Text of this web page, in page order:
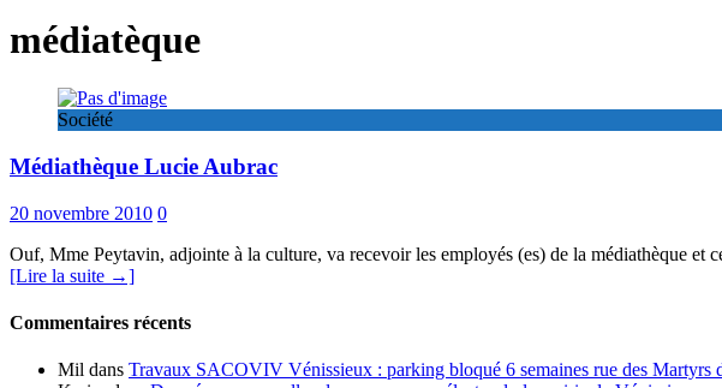
médiatèque
Société
Médiathèque Lucie Aubrac
20 novembre 2010 0
Ouf, Mme Peytavin, adjointe à la culture, va recevoir les employés (es) de la médiathèque
[Lire la suite →]
Commentaires récents
Mil dans Travaux SACOVIV Vénissieux : parking bloqué 6 semaines rue des Martyrs